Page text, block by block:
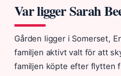
Var ligger Sarah
Gården ligger i Somerset,
familjen aktivt valt för att
familjen köpte efter flytten